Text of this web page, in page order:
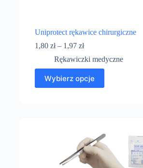
Uniprotect rękawice chirurgiczne
1,80 zł – 1,97 zł
Rękawiczki medyczne
Wybierz opcje